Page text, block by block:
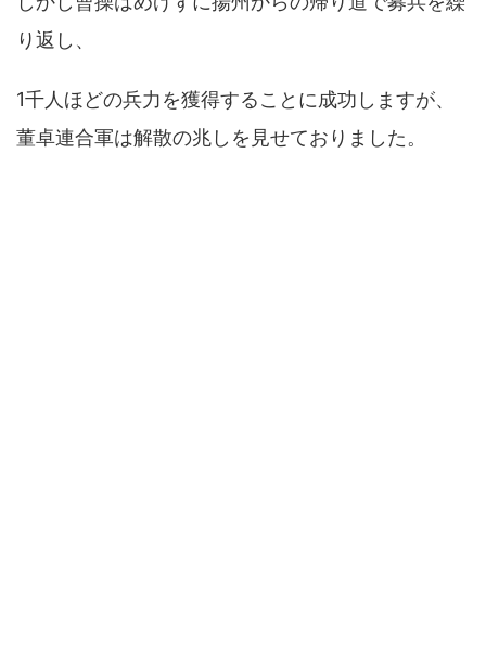
り返し、
1千人ほどの兵力を獲得することに成功しますが、
董卓連合軍は解散の兆しを見せておりました。